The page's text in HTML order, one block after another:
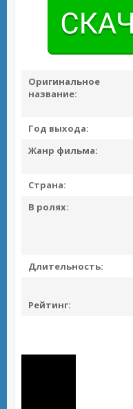
Оригинальное
название:
Год выхода:
Жанр фильма:
Страна:
В ролях:
Длительность:
Рейтинг: